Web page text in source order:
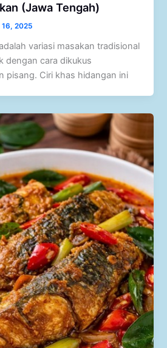
(Jawa Tengah)
16, 2025
variasi masakan tradisional
dengan cara dikukus
pisang. Ciri khas hidangan ini